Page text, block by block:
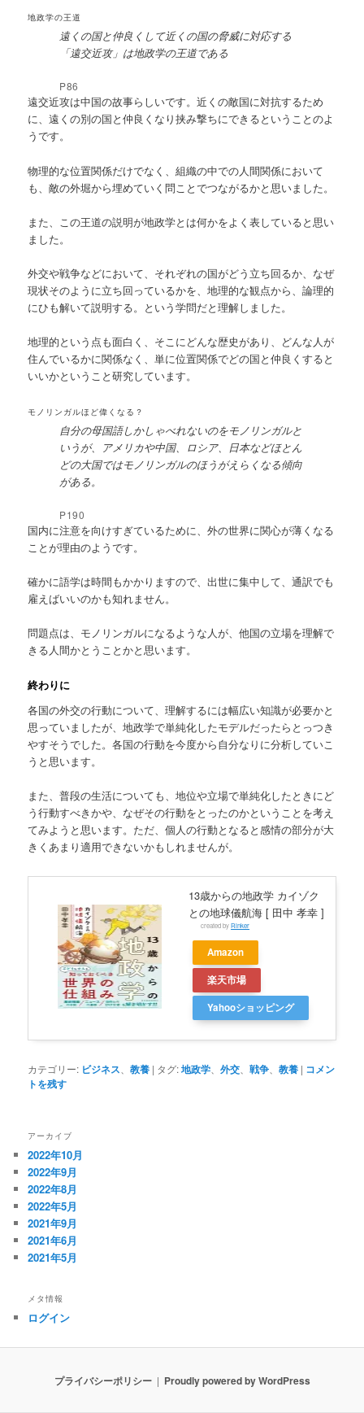
地政学の王道
遠くの国と仲良くして近くの国の脅威に対応する
「遠交近攻」は地政学の王道である
P86
遠交近攻は中国の故事らしいです。近くの敵国に対抗するため
に、遠くの別の国と仲良くなり挟み撃ちにできるということのよ
うです。
物理的な位置関係だけでなく、組織の中での人間関係において
も、敵の外堀から埋めていく問ことでつながるかと思いました。
また、この王道の説明が地政学とは何かをよく表していると思い
ました。
外交や戦争などにおいて、それぞれの国がどう立ち回るか、なぜ
現状そのように立ち回っているかを、地理的な観点から、論理的
にひも解いて説明する。という学問だと理解しました。
地理的という点も面白く、そこにどんな歴史があり、どんな人が
住んでいるかに関係なく、単に位置関係でどの国と仲良くすると
いいかということ研究しています。
モノリンガルほど偉くなる？
自分の母国語しかしゃべれないのをモノリンガルと
いうが、アメリカや中国、ロシア、日本などほとん
どの大国ではモノリンガルのほうがえらくなる傾向
がある。
P190
国内に注意を向けすぎているために、外の世界に関心が薄くなる
ことが理由のようです。
確かに語学は時間もかかりますので、出世に集中して、通訳でも
雇えばいいのかも知れません。
問題点は、モノリンガルになるような人が、他国の立場を理解で
きる人間かとうことかと思います。
終わりに
各国の外交の行動について、理解するには幅広い知識が必要かと
思っていましたが、地政学で単純化したモデルだったらとっつき
やすそうでした。各国の行動を今度から自分なりに分析していこ
うと思います。
また、普段の生活についても、地位や立場で単純化したときにど
う行動すべきかや、なぜその行動をとったのかということを考え
てみようと思います。ただ、個人の行動となると感情の部分が大
きくあまり適用できないかもしれませんが。
13歳からの地政学 カイゾク
との地球儀航海 [ 田中 孝幸 ]
created byRinker
Amazon
楽天市場
Yahooショッピング
カテゴリー: ビジネス 、教養 | タグ:地政学 、外交 、戦争 、教養 | コメン
トを残す
アーカイブ
2022年10月
2022年9月
2022年8月
2022年5月
2021年9月
2021年6月
2021年5月
メタ情報
ログイン
プライバシーポリシー Proudly powered by WordPress